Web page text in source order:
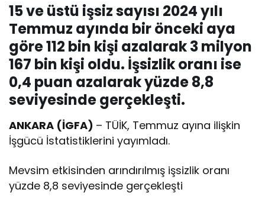
15 ve üstü işsiz sayısı 2024 yılı
Temmuz ayında bir önceki aya
göre 112 bin kişi azalarak 3 milyon
167 bin kişi oldu. İşsizlik oranı ise
0,4 puan azalarak yüzde 8,8
seviyesinde gerçekleşti.
ANKARA (İGFA) – TÜİK, Temmuz ayına ilişkin
İşgücü İstatistiklerini yayımladı.
Mevsim etkisinden arındırılmış işsizlik oranı
yüzde 8,8 seviyesinde gerçekleşti